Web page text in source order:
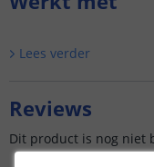
Lees verder
Reviews
Dit product is nog niet